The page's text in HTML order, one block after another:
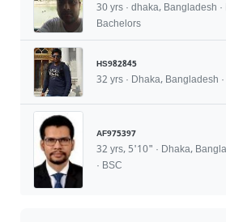
30 yrs · dhaka, Bangladesh ·
Bachelors
HS982845
32 yrs · Dhaka, Bangladesh
AF975397
32 yrs, 5'10" · Dhaka,
· BSC